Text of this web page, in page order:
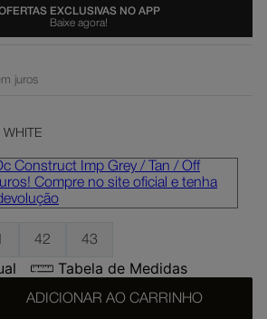
EXCLUSIVAS NO APP
Baixe agora!
juros
WHITE
42 43
Tabela de Medidas
ADICIONAR AO CARRINHO